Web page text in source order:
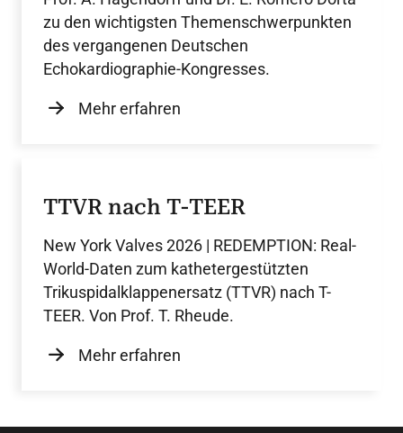
zu den wichtigsten Themenschwerpunkten
des vergangenen Deutschen
Echokardiographie-Kongresses.
Mehr erfahren
TTVR nach T-TEER
New York Valves 2026 | REDEMPTION: Real-
World-Daten zum kathetergestützten
Trikuspidalklappenersatz (TTVR) nach T-
TEER. Von Prof. T. Rheude.
Mehr erfahren